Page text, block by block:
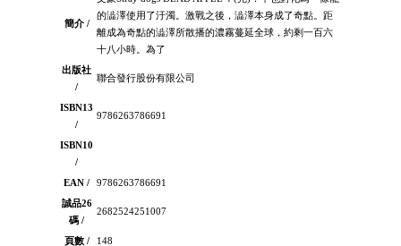
簡介 /
的澁澤使用了汙濁。激戰之後，澁澤本身成了奇點。距
離成為奇點的澁澤所散播的濃霧蔓延全球，約剩一百六
十八小時。為了
出版社
/
聯合發行股份有限公司
ISBN13
/
9786263786691
ISBN10
/
EAN /
9786263786691
誠品26
碼 /
2682524251007
頁數 / 148